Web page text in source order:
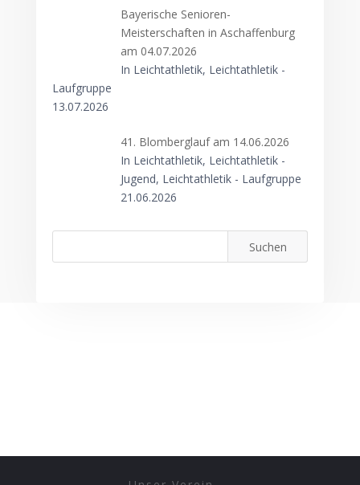
Bayerische Senioren-
Meisterschaften in Aschaffenburg
am 04.07.2026
In Leichtathletik, Leichtathletik -
Laufgruppe
13.07.2026
41. Blomberglauf am 14.06.2026
In Leichtathletik, Leichtathletik -
Jugend, Leichtathletik - Laufgruppe
21.06.2026